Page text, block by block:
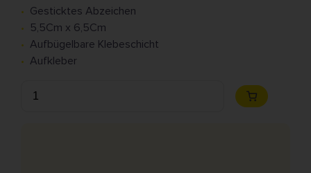
Gesticktes Abzeichen
5,5Cm x 6,5Cm
Aufbügelbare Klebeschicht
Aufkleber
Anzahl
Zum